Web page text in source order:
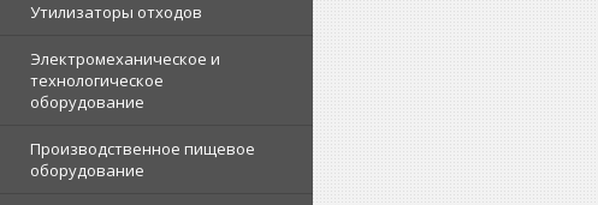
Утилизаторы отходов
Электромеханическое и
технологическое
оборудование
Производственное пищевое
оборудование